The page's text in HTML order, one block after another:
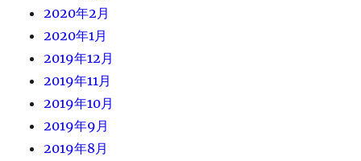
2020年2月
2020年1月
2019年12月
2019年11月
2019年10月
2019年9月
2019年8月